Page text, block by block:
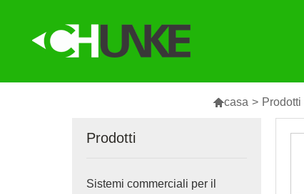
casa > Prodotti
Prodotti
Sistemi commerciali per il